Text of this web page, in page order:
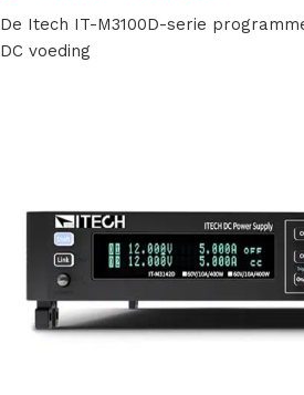
De Itech IT-M3100D-serie
DC voeding